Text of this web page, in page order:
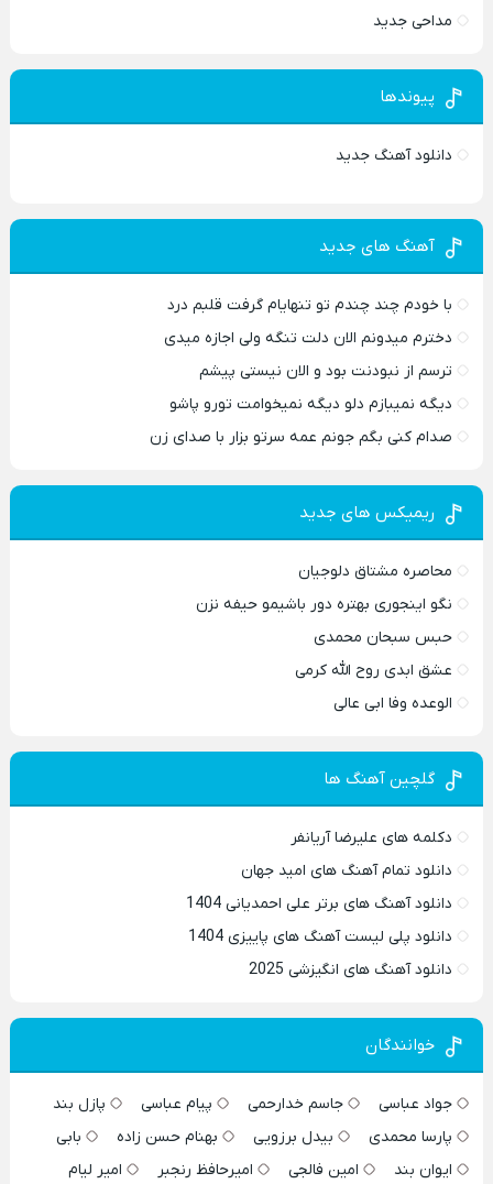
مداحی جدید
پیوندها
دانلود آهنگ جدید
آهنگ های جدید
با خودم چند چندم تو تنهایام گرفت قلبم درد
دخترم میدونم الان دلت تنگه ولی اجازه میدی
ترسم از نبودنت بود و الان نیستی پیشم
دیگه نمیبازم دلو دیگه نمیخوامت تورو پاشو
صدام کنی بگم جونم عمه سرتو بزار با صدای زن
ریمیکس های جدید
محاصره مشتاق دلوجیان
نگو اینجوری بهتره دور باشیمو حیفه نزن
حبس سبحان محمدی
عشق ابدی روح الله کرمی
الوعده وفا ابی عالی
گلچین آهنگ ها
دکلمه های علیرضا آریانفر
دانلود تمام آهنگ های امید جهان
دانلود آهنگ های برتر علی احمدیانی 1404
دانلود پلی لیست آهنگ های پاییزی 1404
دانلود آهنگ های انگیزشی 2025
خوانندگان
جواد عباسی جاسم خدارحمی پیام عباسی
پازل بند
پارسا محمدی
بیدل برزویی بهنام حسن زاده
بابی
ایوان بند
امین فالجی امیرحافظ رنجبر
امیر لیام